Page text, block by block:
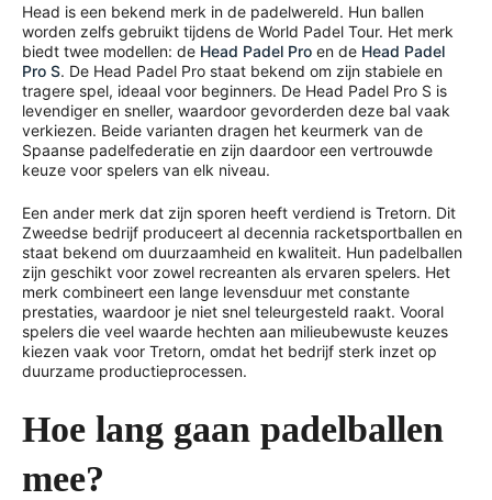
Head is een bekend merk in de padelwereld. Hun ballen
worden zelfs gebruikt tijdens de World Padel Tour. Het merk
biedt twee modellen: de Head Padel Pro en de Head Padel
Pro S. De Head Padel Pro staat bekend om zijn stabiele en
tragere spel, ideaal voor beginners. De Head Padel Pro S is
levendiger en sneller, waardoor gevorderden deze bal vaak
verkiezen. Beide varianten dragen het keurmerk van de
Spaanse padelfederatie en zijn daardoor een vertrouwde
keuze voor spelers van elk niveau.
Een ander merk dat zijn sporen heeft verdiend is Tretorn. Dit
Zweedse bedrijf produceert al decennia racketsportballen en
staat bekend om duurzaamheid en kwaliteit. Hun padelballen
zijn geschikt voor zowel recreanten als ervaren spelers. Het
merk combineert een lange levensduur met constante
prestaties, waardoor je niet snel teleurgesteld raakt. Vooral
spelers die veel waarde hechten aan milieubewuste keuzes
kiezen vaak voor Tretorn, omdat het bedrijf sterk inzet op
duurzame productieprocessen.
Hoe lang gaan padelballen
mee?